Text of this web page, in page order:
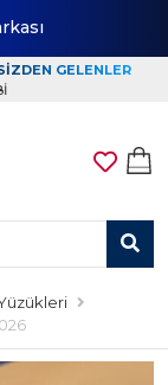
GELENLER